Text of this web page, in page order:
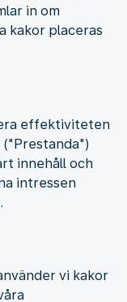
in om
kakor placeras
effektiviteten
innehåll och
intressen
vi kakor